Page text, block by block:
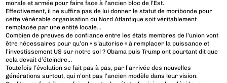
morale et armée pour faire face à l’ancien bloc de l’Est.
Effectivement, il ne suffira pas de lui donner le statut de moribonde pour
cette vénérable organisation du Nord Atlantique soit véritablement
remplacée par une entité locale…
Combien de preuves de confiance entre les états membres de l’union vont
être nécessaires pour qu’on « s’autorise » à remplacer la puissance et
l’investissement US sur notre sol ? Obama puis Trump ont pourtant dit que
cela devait d’éteindre…
Toutefois l’évolution se fait pas à pas, par l’arrivée des nouvelles
générations surtout, qui n’ont pas l’ancien modèle dans leur vision.